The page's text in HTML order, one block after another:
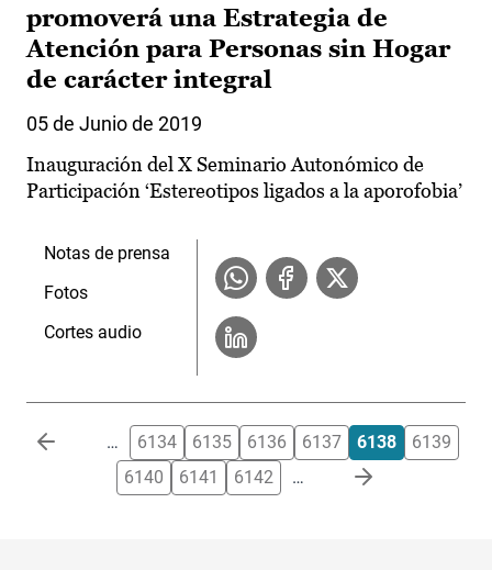
promoverá una Estrategia de
Atención para Personas sin Hogar
de carácter integral
05 de Junio de 2019
Inauguración del X Seminario Autonómico de
Participación ‘Estereotipos ligados a la aporofobia’
Notas de prensa
Fotos
Cortes audio
Paginación … 6134 6135 6136 6137 6138
6139
6140
6141 6142 …